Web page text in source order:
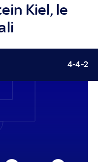
Kiel, le
4-4-2